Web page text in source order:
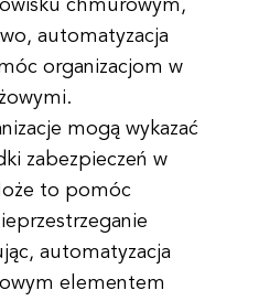
chmurowym,
automatyzacja
organizacjom w
mogą wykazać
zabezpieczeń w
to pomóc
automatyzacja
elementem